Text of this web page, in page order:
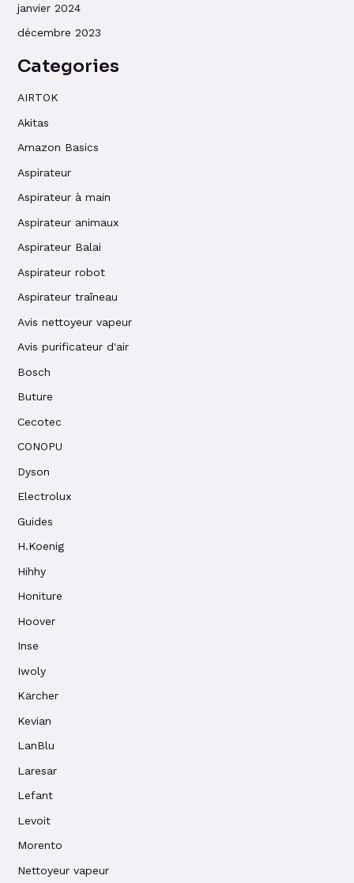
janvier 2024
décembre 2023
Categories
AIRTOK
Akitas
Amazon Basics
Aspirateur
Aspirateur à main
Aspirateur animaux
Aspirateur Balai
Aspirateur robot
Aspirateur traîneau
Avis nettoyeur vapeur
Avis purificateur d'air
Bosch
Buture
Cecotec
CONOPU
Dyson
Electrolux
Guides
H.Koenig
Hihhy
Honiture
Hoover
Inse
Iwoly
Kärcher
Kevian
LanBlu
Laresar
Lefant
Levoit
Morento
Nettoyeur vapeur